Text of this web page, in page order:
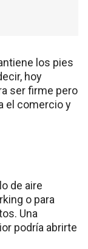
los pies
hoy
ser firme pero
el comercio y
de aire
o para
Una
podría abrirte